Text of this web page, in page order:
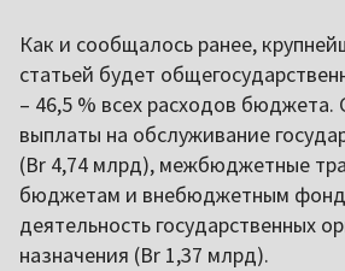
Как и сообщалось ранее,
статьей будет
– 46,5 % всех расходов
выплаты на обслуживание
(Br 4,74 млрд), межбюджетные
бюджетам и внебюджетным
деятельность государственных
назначения (Br 1,37 млрд).